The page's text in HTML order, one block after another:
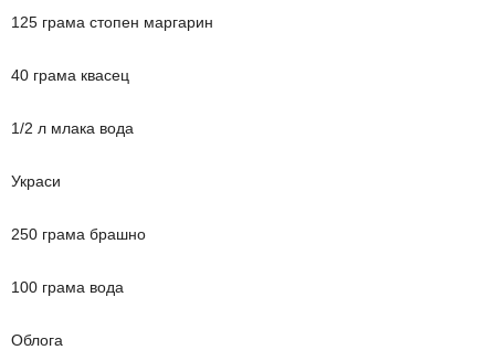
125 грама стопен маргарин
40 грама квасец
1/2 л млака вода
Украси
250 грама брашно
100 грама вода
Облога